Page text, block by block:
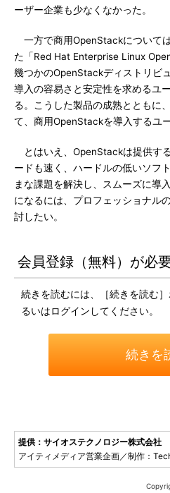
ーザー企業も少なくなかった。
一方で商用OpenStackについて
た「Red Hat Enterprise Linux
幾つかのOpenStackディストリビ
導入の容易さと安定性を求めるユ
る。こうした製品の成熟とともに
て、商用OpenStackを導入するユ
とはいえ、OpenStackは提供す
ードも速く、ハードルの低いソフ
まな課題を解決し、スムーズに導
になるには、プロフェッショナル
討したい。
会員登録（無料）が必
続きを読むには、［続きを読む
るいはログインしてください。
続きを
提供：サイオステクノロジー株式会社
アイティメディア営業企画／制作：